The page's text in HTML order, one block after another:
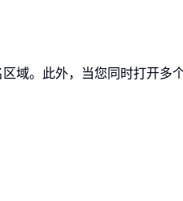
域。此外，当您同时打开多